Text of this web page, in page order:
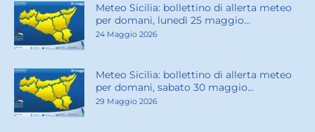
Meteo Sicilia: bollettino di allerta meteo
per domani, lunedì 25 maggio...
24 Maggio 2026
Meteo Sicilia: bollettino di allerta meteo
per domani, sabato 30 maggio...
29 Maggio 2026